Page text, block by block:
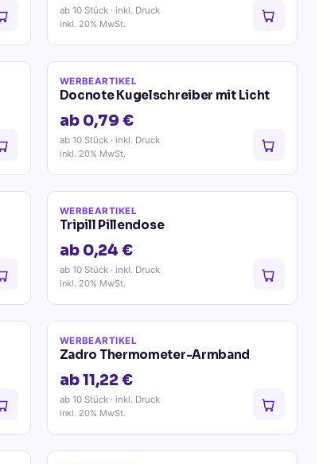
ab 10 Stück· inkl. Druck
inkl. 20% MwSt.
WERBEARTIKEL
Docnote Kugelschreiber mit Licht
ab 0,79 €
ab 10 Stück· inkl. Druck
inkl. 20% MwSt.
WERBEARTIKEL
Tripill Pillendose
ab 0,24 €
ab 10 Stück· inkl. Druck
inkl. 20% MwSt.
WERBEARTIKEL
Zadro Thermometer-Armband
ab 11,22 €
ab 10 Stück· inkl. Druck
inkl. 20% MwSt.